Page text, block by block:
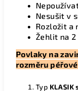
Nesušit v
Rozložit a
Žehlit na 2
Povlaky na
rozměru
Typ